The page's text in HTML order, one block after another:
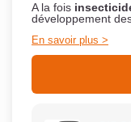
A la fois
développement
En savoir plus